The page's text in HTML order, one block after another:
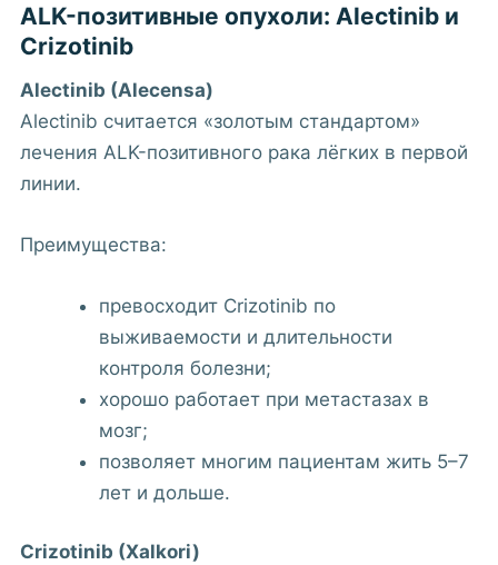
ALK-позитивные опухоли: Alectinib и
Crizotinib
Alectinib (Alecensa)
Alectinib считается «золотым стандартом»
лечения ALK-позитивного рака лёгких в первой
линии.
Преимущества:
превосходит Crizotinib по
выживаемости и длительности
контроля болезни;
хорошо работает при метастазах в
мозг;
позволяет многим пациентам жить 5–7
лет и дольше.
Crizotinib (Xalkori)